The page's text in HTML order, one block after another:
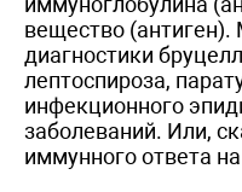
вещество (антиген).
диагностики
лептоспироза,
инфекционного
заболеваний. Или,
иммунного ответа